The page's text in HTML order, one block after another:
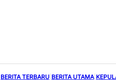
BERITA TERBARU BERITA UTAMA